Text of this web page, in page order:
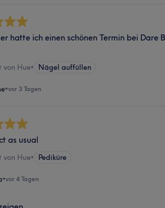
hatte ich einen schönen Termin bei Dare
von Hue• Nägel auffüllen
•vor 3 Tagen
as usual
von Hue• Pediküre
•vor 4 Tagen